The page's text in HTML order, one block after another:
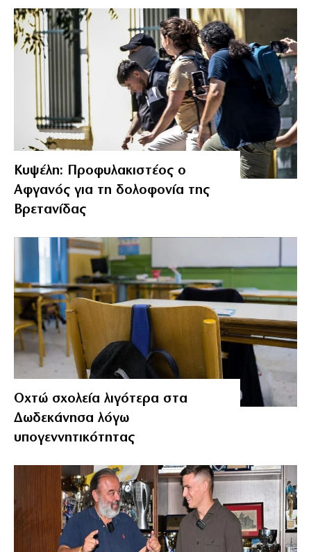
Κυψέλη: Προφυλακιστέος ο
Αφγανός για τη δολοφονία της
Βρετανίδας
Οχτώ σχολεία λιγότερα στα
Δωδεκάνησα λόγω
υπογεννητικότητας